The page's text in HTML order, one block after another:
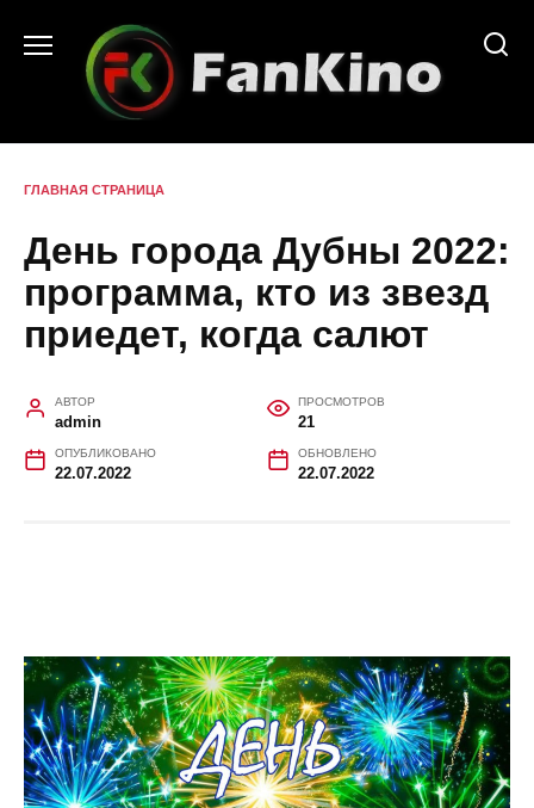
содержанию
ГЛАВНАЯ СТРАНИЦА
День города Дубны 2022:
программа, кто из звезд
приедет, когда салют
АВТОР
admin
ПРОСМОТРОВ
21
ОПУБЛИКОВАНО
22.07.2022
ОБНОВЛЕНО
22.07.2022